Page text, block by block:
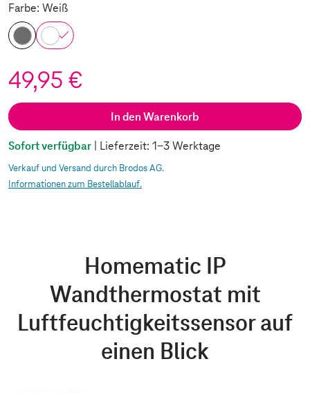
Farbe: Weiß
49,95 €
In den Warenkorb
Sofort verfügbar | Lieferzeit: 1-3 Werktage
Verkauf und Versand durch Brodos AG.
Informationen zum Bestellablauf.
Homematic IP
Wandthermostat mit
Luftfeuchtigkeitssensor auf
einen Blick